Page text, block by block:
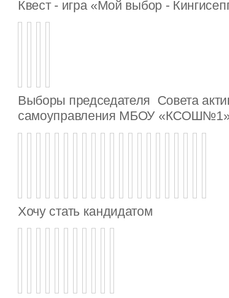
Квест - игра «Мой выбор -
Выборы председателя Совета
самоуправления МБОУ
Хочу стать кандидатом